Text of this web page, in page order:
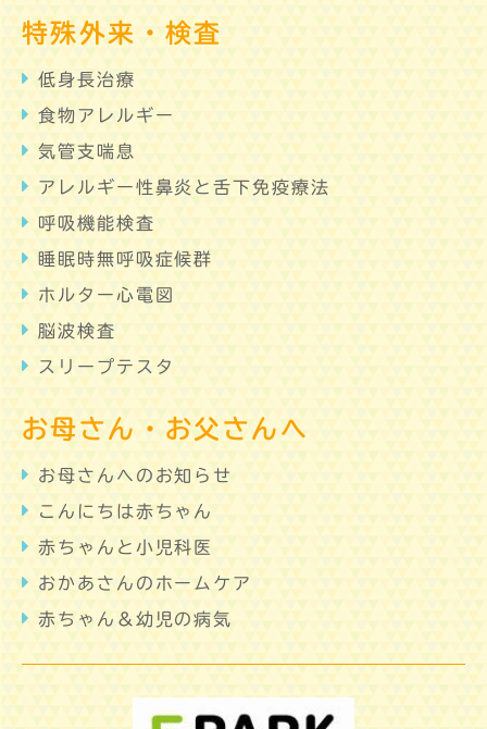
特殊外来・検査
低身長治療
食物アレルギー
気管支喘息
アレルギー性鼻炎と舌下免疫療法
呼吸機能検査
睡眠時無呼吸症候群
ホルター心電図
脳波検査
スリープテスタ
お母さん・お父さんへ
お母さんへのお知らせ
こんにちは赤ちゃん
赤ちゃんと小児科医
おかあさんのホームケア
赤ちゃん＆幼児の病気